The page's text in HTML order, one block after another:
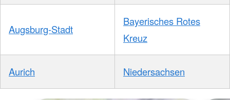
Augsburg-Stadt
Bayerisches Rotes
Kreuz
Aurich Niedersachsen